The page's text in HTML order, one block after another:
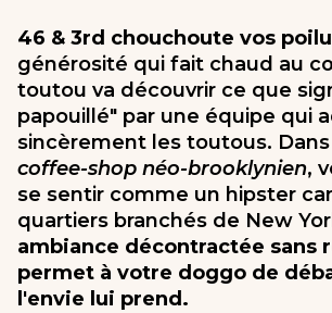
46 & 3rd chouchoute vos
générosité qui fait chaud au
toutou va découvrir ce que
papouillé" par une équipe qui
sincèrement les toutous.
coffee-shop néo-brooklynien,
se sentir comme un hipster
quartiers branchés de New
ambiance décontractée sans
permet à votre doggo de
l'envie lui prend.